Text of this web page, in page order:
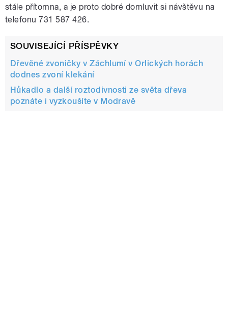
stále přítomna, a je proto dobré domluvit si návštěvu na
telefonu 731 587 426.
SOUVISEJÍCÍ PŘÍSPĚVKY
Dřevěné zvoničky v Záchlumí v Orlických horách
dodnes zvoní klekání
Hůkadlo a další roztodivnosti ze světa dřeva
poznáte i vyzkoušíte v Modravě